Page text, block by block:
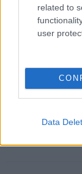
related to
user
Data
balatoni